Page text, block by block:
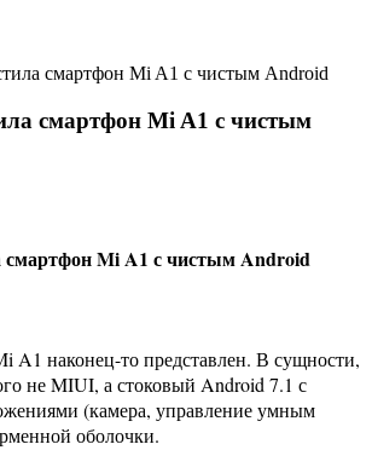
смартфон Mi A1 с чистым Android
смартфон Mi A1 с чистым
смартфон Mi A1 с чистым Android
A1 наконец-то представлен. В сущности,
не MIUI, а стоковый Android 7.1 с
(камера, управление умным
оболочки.